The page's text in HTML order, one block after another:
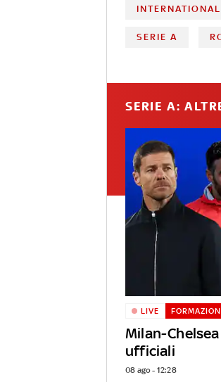
SERIE A
SERIE A:
Milan-
ufficiali
LIVE
08 ago - 12:28